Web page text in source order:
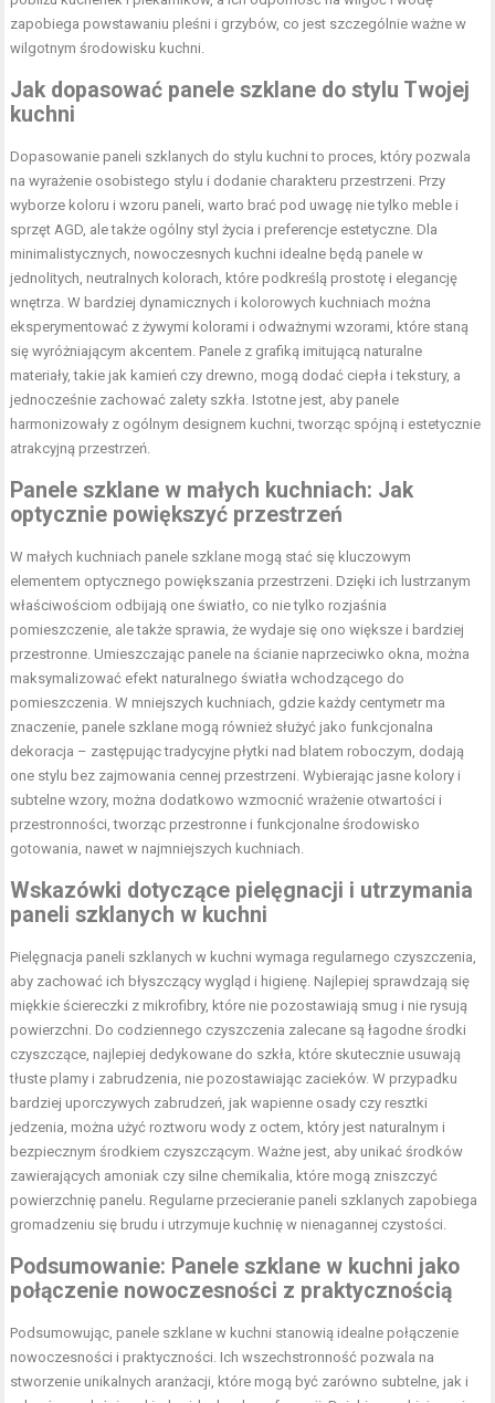
zapobiega powstawaniu pleśni i grzybów, co jest szczególnie ważne w
wilgotnym środowisku kuchni.
Jak dopasować panele szklane do stylu Twojej
kuchni
Dopasowanie paneli szklanych do stylu kuchni to proces, który pozwala
na wyrażenie osobistego stylu i dodanie charakteru przestrzeni. Przy
wyborze koloru i wzoru paneli, warto brać pod uwagę nie tylko meble i
sprzęt AGD, ale także ogólny styl życia i preferencje estetyczne. Dla
minimalistycznych, nowoczesnych kuchni idealne będą panele w
jednolitych, neutralnych kolorach, które podkreślą prostotę i elegancję
wnętrza. W bardziej dynamicznych i kolorowych kuchniach można
eksperymentować z żywymi kolorami i odważnymi wzorami, które staną
się wyróżniającym akcentem. Panele z grafiką imitującą naturalne
materiały, takie jak kamień czy drewno, mogą dodać ciepła i tekstury, a
jednocześnie zachować zalety szkła. Istotne jest, aby panele
harmonizowały z ogólnym designem kuchni, tworząc spójną i estetycznie
atrakcyjną przestrzeń.
Panele szklane w małych kuchniach: Jak
optycznie powiększyć przestrzeń
W małych kuchniach panele szklane mogą stać się kluczowym
elementem optycznego powiększania przestrzeni. Dzięki ich lustrzanym
właściwościom odbijają one światło, co nie tylko rozjaśnia
pomieszczenie, ale także sprawia, że wydaje się ono większe i bardziej
przestronne. Umieszczając panele na ścianie naprzeciwko okna, można
maksymalizować efekt naturalnego światła wchodzącego do
pomieszczenia. W mniejszych kuchniach, gdzie każdy centymetr ma
znaczenie, panele szklane mogą również służyć jako funkcjonalna
dekoracja – zastępując tradycyjne płytki nad blatem roboczym, dodają
one stylu bez zajmowania cennej przestrzeni. Wybierając jasne kolory i
subtelne wzory, można dodatkowo wzmocnić wrażenie otwartości i
przestronności, tworząc przestronne i funkcjonalne środowisko
gotowania, nawet w najmniejszych kuchniach.
Wskazówki dotyczące pielęgnacji i utrzymania
paneli szklanych w kuchni
Pielęgnacja paneli szklanych w kuchni wymaga regularnego czyszczenia,
aby zachować ich błyszczący wygląd i higienę. Najlepiej sprawdzają się
miękkie ściereczki z mikrofibry, które nie pozostawiają smug i nie rysują
powierzchni. Do codziennego czyszczenia zalecane są łagodne środki
czyszczące, najlepiej dedykowane do szkła, które skutecznie usuwają
tłuste plamy i zabrudzenia, nie pozostawiając zacieków. W przypadku
bardziej uporczywych zabrudzeń, jak wapienne osady czy resztki
jedzenia, można użyć roztworu wody z octem, który jest naturalnym i
bezpiecznym środkiem czyszczącym. Ważne jest, aby unikać środków
zawierających amoniak czy silne chemikalia, które mogą zniszczyć
powierzchnię panelu. Regularne przecieranie paneli szklanych zapobiega
gromadzeniu się brudu i utrzymuje kuchnię w nienagannej czystości.
Podsumowanie: Panele szklane w kuchni jako
połączenie nowoczesności z praktycznością
Podsumowując, panele szklane w kuchni stanowią idealne połączenie
nowoczesności i praktyczności. Ich wszechstronność pozwala na
stworzenie unikalnych aranżacji, które mogą być zarówno subtelne, jak i